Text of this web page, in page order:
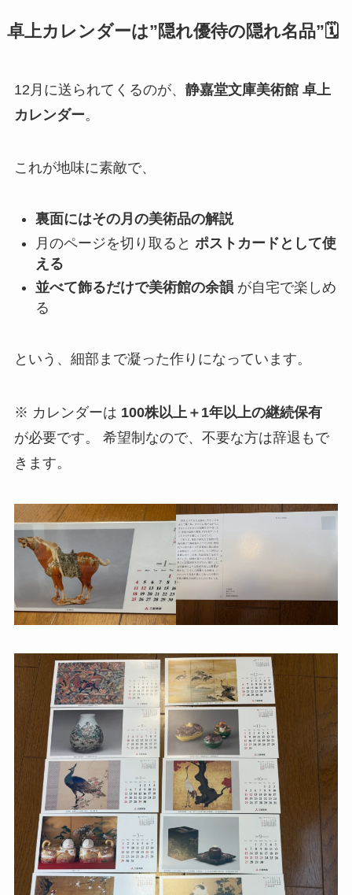
卓上カレンダーは”隠れ優待の隠れ名品”🗓️
12月に送られてくるのが、 静嘉堂文庫美術館 卓上
カレンダー。
これが地味に素敵で、
裏面にはその月の美術品の解説
月のページを切り取ると ポストカードとして使
える
並べて飾るだけで美術館の余韻が自宅で楽しめ
る
という、細部まで凝った作りになっています。
※ カレンダーは 100株以上＋1年以上の継続保有
が必要です。 希望制なので、不要な方は辞退もで
きます。